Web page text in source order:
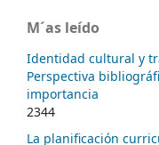
M´as leído
Identidad cultural y
Perspectiva
importancia
2344
La planificación